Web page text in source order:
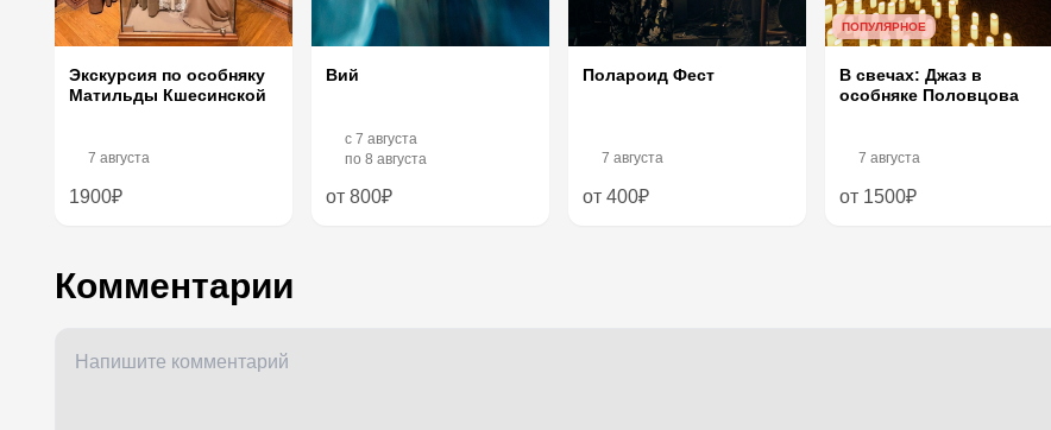
Экскурсия по особняку
Матильды Кшесинской
7 августа
1900₽
Вий
c 7 августа
по 8 августа
от 800₽
Полароид Фест
7 августа
от 400₽
ПОПУЛЯРНОЕ
В свечах: Джаз в
особняке Половцова
7 августа
от 1500₽
Комментарии